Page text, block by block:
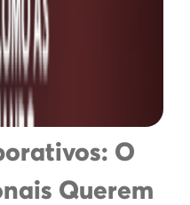
O
Querem